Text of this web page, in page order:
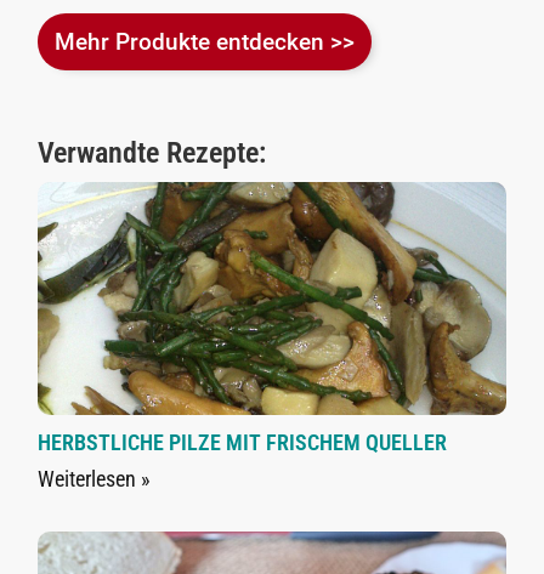
Mehr Produkte entdecken >>
Verwandte Rezepte:
HERBSTLICHE PILZE MIT FRISCHEM QUELLER
Weiterlesen »